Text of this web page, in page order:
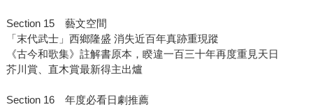
Section 15 藝文空間
「末代武士」西鄉隆盛 消失近百年真跡重現蹤
《古今和歌集》註解書原本，睽違一百三十年再度重見天日
芥川賞、直木賞最新得主出爐
Section 16 年度必看日劇推薦